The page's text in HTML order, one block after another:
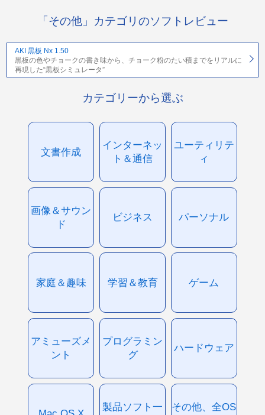
「その他」カテゴリのソフトレビュー
AKI 黒板 Nx 1.50
黒板の色やチョークの書き味から、チョーク粉のたい積までをリアルに
再現した“黒板シミュレータ”
カテゴリーから選ぶ
文書作成
インターネッ
ト＆通信
ユーティリテ
ィ
画像＆サウン
ド
ビジネス パーソナル
家庭＆趣味 学習＆教育 ゲーム
アミューズメ
ント
プログラミン
グ
ハードウェア
製品ソフト一
その他、全OS